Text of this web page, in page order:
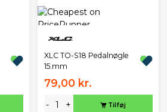
XLC TO-S18 Pedalnøgle
15.mm
79,00 kr.
- + Tilføj